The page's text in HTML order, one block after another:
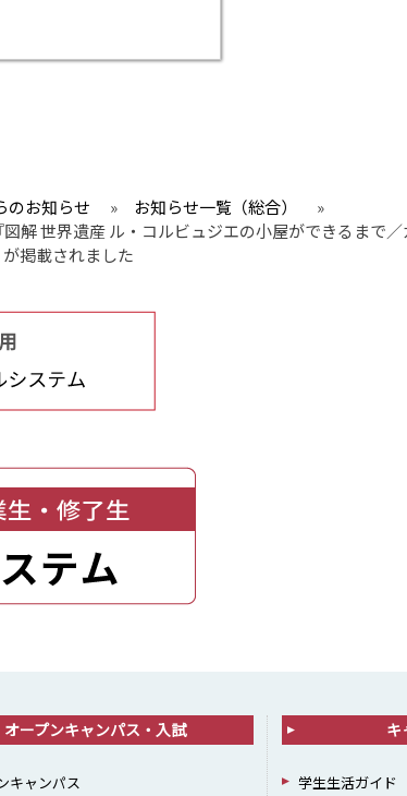
のお知らせ » お知らせ一覧（総合）
»
解 世界遺産 ル・コルビュジエの小屋ができるまで
掲載されました
オープンキャンパス・入試
キャンパス
キ
学生生活ガイド